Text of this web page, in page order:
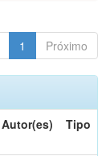
1 Próximo
Autor(es) Tipo